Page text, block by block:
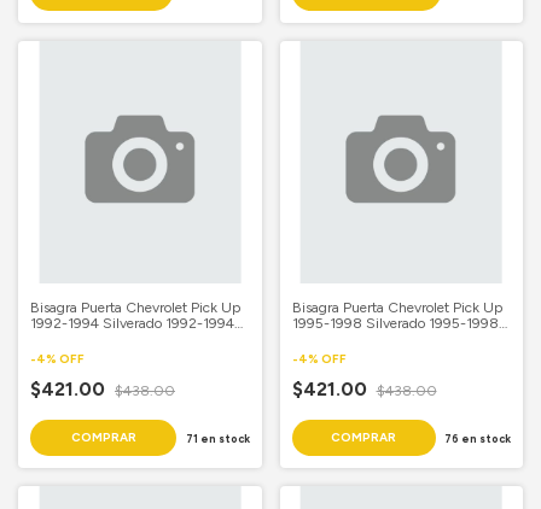
Bisagra Puerta Chevrolet Pick Up
1992-1994 Silverado 1992-1994
1992-1994
-4% OFF
$421.00 $438.00
71 en stock
Bisagra Puerta Chevrolet Pick Up
1995-1998 Silverado 1995-1998
1995-1998
-4% OFF
$421.00 $438.00
76 en stock